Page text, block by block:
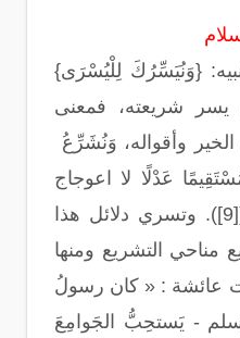
{وَنُيَسِّرُكَ لِلْيُسْرَى}
يسر شريعته، فمعنى
وأقواله، وَنُشَرِّعُ
عَدْلًا لا اعوجاج
فيه ولا حَرَجَ وَلَا عُسْرَ ([9]). وتسري دلائل هذا
مناحي التشريع ومنها
عائشة : « كان رسولُ
- يَستحِبُّ الجَوامِعَ